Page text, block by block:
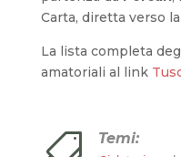
Carta, diretta verso
La lista completa
amatoriali al link
Temi: